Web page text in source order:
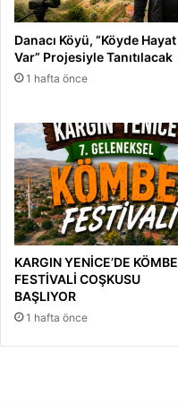
Danacı Köyü, “Köyde Hayat
Var” Projesiyle Tanıtılacak
1 hafta önce
KARGIN YENİCE’DE KÖMBE
FESTİVALİ COŞKUSU
BAŞLIYOR
1 hafta önce